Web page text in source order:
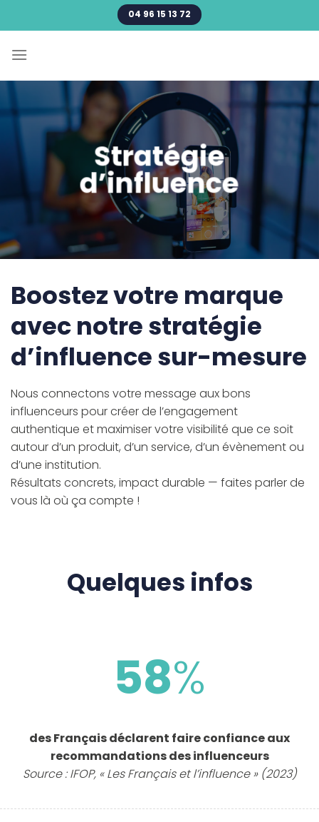
au
04 96 15 13 72
Stratégie
d’influence
Boostez votre marque
avec notre stratégie
d’influence sur-mesure
Nous connectons votre message aux bons
influenceurs pour créer de l’engagement
authentique et maximiser votre visibilité que ce soit
autour d’un produit, d’un service, d’un évènement ou
d’une institution.
Résultats concrets, impact durable — faites parler de
vous là où ça compte !
Quelques infos
58%
des Français déclarent faire confiance aux
recommandations des influenceurs
Source : IFOP, « Les Français et l’influence » (2023)